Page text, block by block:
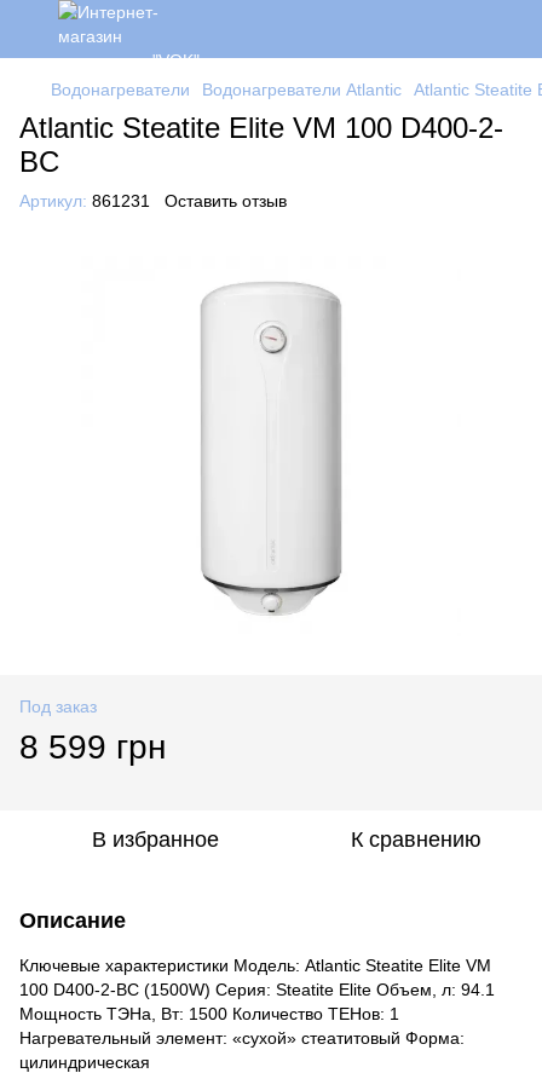
Водонагреватели Водонагреватели Atlantic Atlantic Steatite
Atlantic Steatite Elite VM 100 D400-2-
BC
Артикул: 861231 Оставить отзыв
Под заказ
8 599 грн
В избранное К сравнению
Описание
Ключевые характеристики Модель: Atlantic Steatite Elite VM
100 D400-2-BC (1500W) Серия: Steatite Elite Объем, л: 94.1
Мощность ТЭНа, Вт: 1500 Количество ТЕНов: 1
Нагревательный элемент: «сухой» стеатитовый Форма:
цилиндрическая